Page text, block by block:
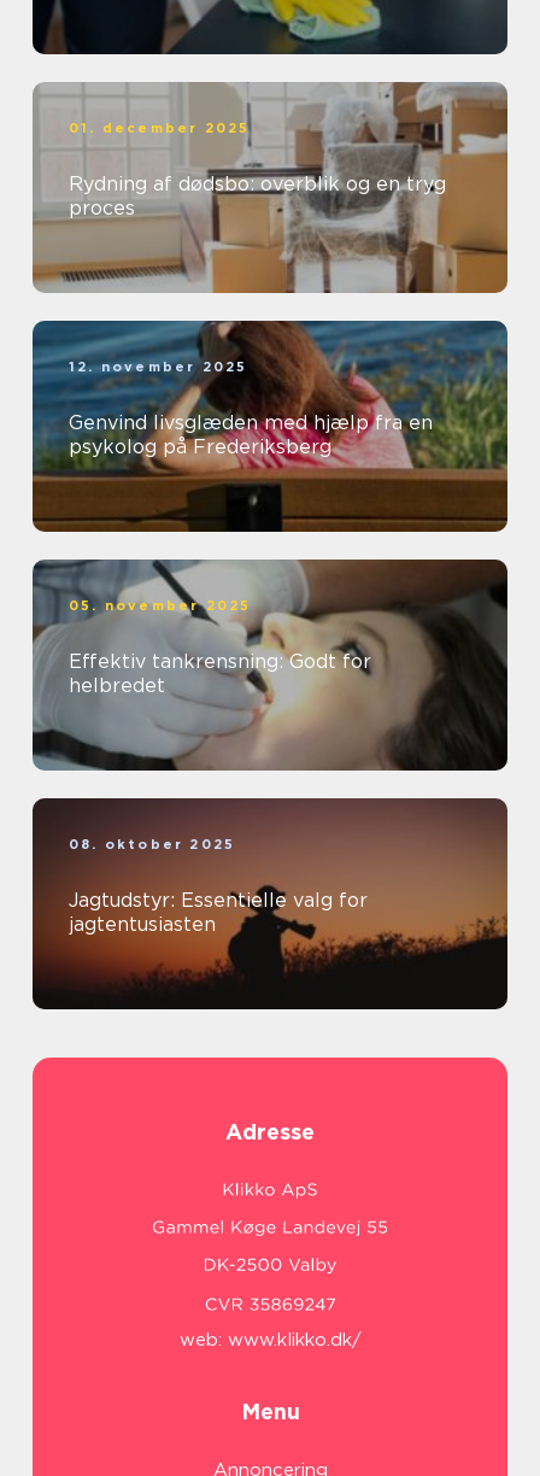
01. december 2025
Rydning af dødsbo: overblik og en tryg
proces
12. november 2025
Genvind livsglæden med hjælp fra en
psykolog på Frederiksberg
05. november 2025
Effektiv tankrensning: Godt for
helbredet
08. oktober 2025
Jagtudstyr: Essentielle valg for
jagtentusiasten
Adresse
web: www.klikko.dk/
Menu
Annoncering